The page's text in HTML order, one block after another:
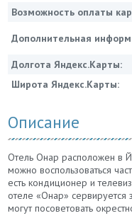
Возможность оплаты
Дополнительная
Долгота Яндекс.Карты:
Широта Яндекс.Карты:
Описание
Отель Онар расположен в
можно воспользоваться
есть кондиционер и
отеле «Онар» сервируется
могут посоветовать